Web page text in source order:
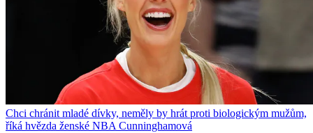
Chci chránit mladé dívky, neměly by hrát proti biologickým mužům,
říká hvězda ženské NBA Cunninghamová